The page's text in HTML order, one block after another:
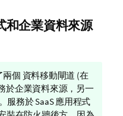
和企業資料來源
兩個 資料移動閘道 (在
於企業資料來源，另一
服務於 SaaS 應用程式